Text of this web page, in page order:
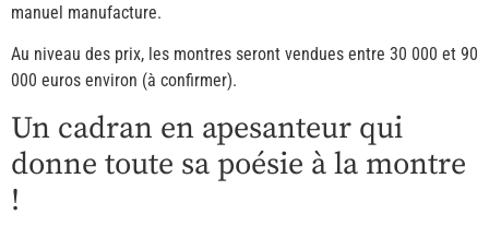
manuel manufacture.
Au niveau des prix, les montres seront vendues entre 30 000 et 90
000 euros environ (à confirmer).
Un cadran en apesanteur qui
donne toute sa poésie à la montre
!